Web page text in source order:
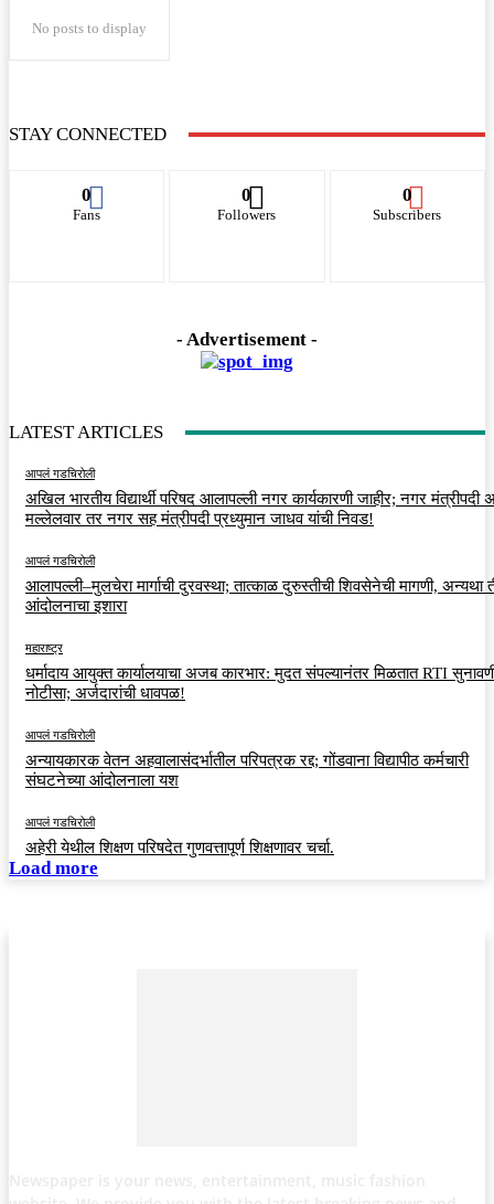
No posts to display
STAY CONNECTED
0
Fans
0
Followers
0
Subscribers
- Advertisement -
LATEST ARTICLES
आपलं गडचिरोली
अखिल भारतीय विद्यार्थी परिषद आलापल्ली नगर कार्यकारणी जाहीर; नगर मंत्रीपदी
मल्लेलवार तर नगर सह मंत्रीपदी प्रध्युमान जाधव यांची निवड!
आपलं गडचिरोली
आलापल्ली–मुलचेरा मार्गाची दुरवस्था; तात्काळ दुरुस्तीची शिवसेनेची मागणी, अन्यथा
आंदोलनाचा इशारा
महाराष्ट्र
धर्मादाय आयुक्त कार्यालयाचा अजब कारभार: मुदत संपल्यानंतर मिळतात RTI
नोटीसा; अर्जदारांची धावपळ!
आपलं गडचिरोली
अन्यायकारक वेतन अहवालासंदर्भातील परिपत्रक रद्द; गोंडवाना विद्यापीठ कर्मचारी
संघटनेच्या आंदोलनाला यश
आपलं गडचिरोली
अहेरी येथील शिक्षण परिषदेत गुणवत्तापूर्ण शिक्षणावर चर्चा.
Load more